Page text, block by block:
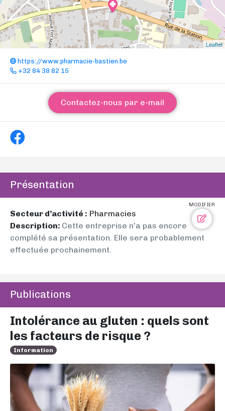
Leaflet
https://www.pharmacie-bastien.be
+32 84 38 82 15
Contactez-nous par e-mail
Présentation
MODIFIER
Secteur d’activité : Pharmacies
Description: Cette entreprise n’a pas encore
complété sa présentation. Elle sera probablement
effectuée prochainement.
Publications
Intolérance au gluten : quels sont
les facteurs de risque ?
Information